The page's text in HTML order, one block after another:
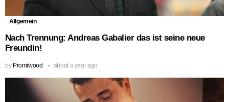
Allgemein
Nach Trennung: Andreas Gabalier das ist seine neue
Freundin!
by Promiwood about a year ago